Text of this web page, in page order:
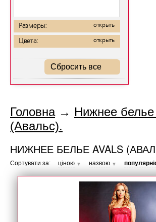
Размеры: открыть
Цвета: открыть
Сбросить все
Головна→ Нижнее
(Авальс).
НИЖНЕЕ БЕЛЬЕ AVALS
Сортувати за: ціною ▼ назвою ▼